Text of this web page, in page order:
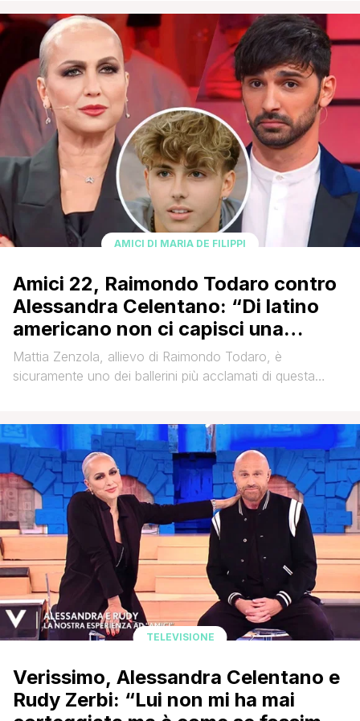
Teatro Arcimboldi di Milano il consueto Galà di danza
classica e contemporanea e il protagonista sarà proprio
Ramon, ex allievo [']
AMICI DI MARIA DE FILIPPI
Amici 22, Raimondo Todaro contro
Alessandra Celentano: “Di latino
americano non ci capisci una
ceppa”
Mattia Zenzola, allievo di Raimondo Todaro, è
sicuramente uno dei ballerini più acclamati di questa
della maestra Alessandra Celentano riguardo la
versatilità. Nella lettera mandata, la maestra ha scritto:
Mattia, Raimondo Todaro urla al mondo [']
TELEVISIONE
Verissimo, Alessandra Celentano e
Rudy Zerbi: “Lui non mi ha mai